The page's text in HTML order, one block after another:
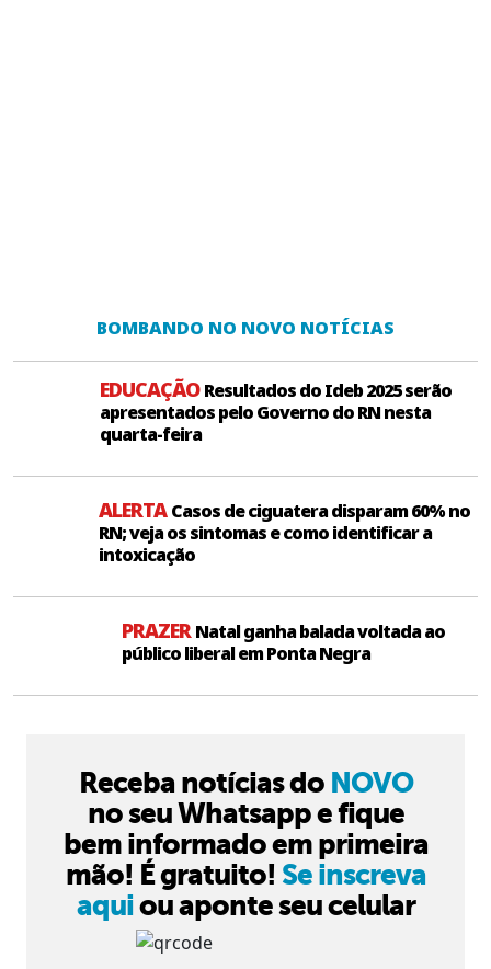
BOMBANDO NO NOVO NOTÍCIAS
EDUCAÇÃOResultados do Ideb 2025 serão
apresentados pelo Governo do RN nesta
quarta-feira
ALERTACasos de ciguatera disparam 60% no
RN; veja os sintomas e como identificar a
intoxicação
PRAZERNatal ganha balada voltada ao
público liberal em Ponta Negra
Receba notícias do NOVO
no seu Whatsapp e fique
bem informado em primeira
mão! É gratuito! Se inscreva
aquiou aponte seu celular